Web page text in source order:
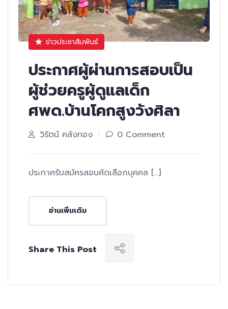
ข่าวประชาสัมพันธ์
ประกาศผู้ผ่านการสอบเป็น
ผู้ช่วยครูผู้ดูแลเด็ก
ศพด.บ้านโคกสูงวังศิลา
วิรัตน์ คลังทอง 0 Comment
ประกาศรับสมัครสอบคัดเลือกบุคคล […]
อ่านเพิ่มเติม
Share This Post